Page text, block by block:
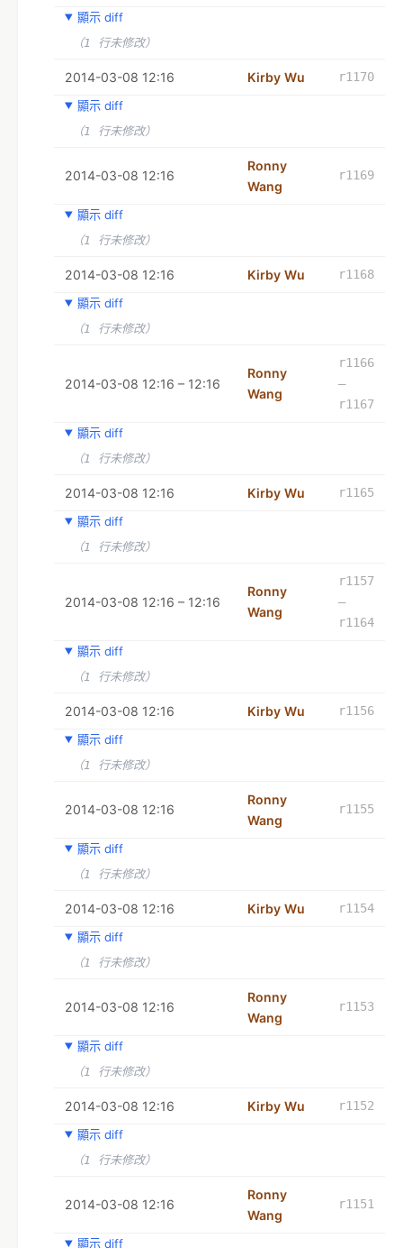
顯示 diff
（1 行未修改）
2014-03-08 12:16 Kirby Wu
r1170
顯示 diff
（1 行未修改）
2014-03-08 12:16
Ronny
Wang
r1169
顯示 diff
（1 行未修改）
2014-03-08 12:16 Kirby Wu
r1168
顯示 diff
（1 行未修改）
2014-03-08 12:16 – 12:16
Ronny
Wang
r1166
–
r1167
顯示 diff
（1 行未修改）
2014-03-08 12:16 Kirby Wu
r1165
顯示 diff
（1 行未修改）
2014-03-08 12:16 – 12:16
Ronny
Wang
r1157
–
r1164
顯示 diff
（1 行未修改）
2014-03-08 12:16 Kirby Wu
r1156
顯示 diff
（1 行未修改）
2014-03-08 12:16
Ronny
Wang
r1155
顯示 diff
（1 行未修改）
2014-03-08 12:16 Kirby Wu
r1154
顯示 diff
（1 行未修改）
2014-03-08 12:16
Ronny
Wang
r1153
顯示 diff
（1 行未修改）
2014-03-08 12:16 Kirby Wu
r1152
顯示 diff
（1 行未修改）
2014-03-08 12:16
Ronny
Wang
r1151
顯示 diff